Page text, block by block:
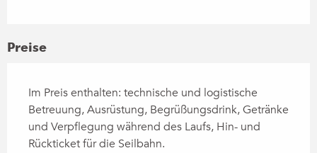
Preise
Im Preis enthalten: technische und logistische
Betreuung, Ausrüstung, Begrüßungsdrink, Getränke
und Verpflegung während des Laufs, Hin- und
Rückticket für die Seilbahn.